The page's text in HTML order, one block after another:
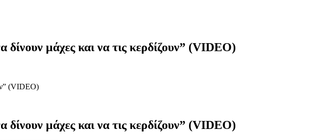
μάχες και να τις κερδίζουν” (VIDEO)
(VIDEO)
μάχες και να τις κερδίζουν” (VIDEO)